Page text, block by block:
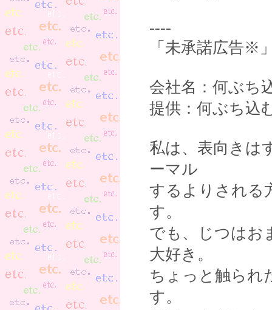
----
「未承諾広告※
会社名：何ぶち
提供：何ぶち込
私は、表向きは
ーマル
するよりされる
す。
でも、じつはお
大好き。
ちょっと触られ
す。